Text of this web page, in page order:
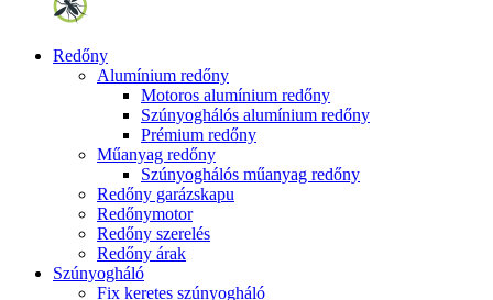
Redőny
Alumínium redőny
Motoros alumínium redőny
Szúnyoghálós alumínium redőny
Prémium redőny
Műanyag redőny
Szúnyoghálós műanyag redőny
Redőny garázskapu
Redőnymotor
Redőny szerelés
Redőny árak
Szúnyogháló
Fix keretes szúnyogháló